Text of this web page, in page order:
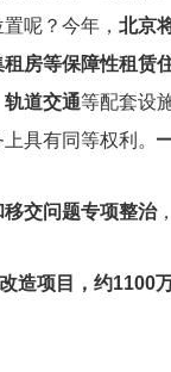
呢？今年， 北京
房等保障性租赁
轨道交通等配套设
具有同等权利。
交问题专项整治
造项目，约1100